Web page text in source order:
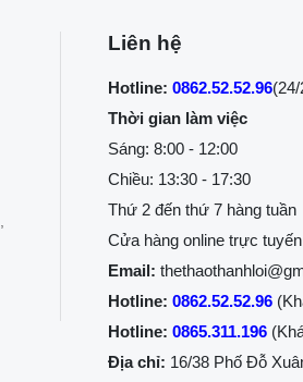
Liên hệ
Hotline: 0862.52.52.96(24/
Thời gian làm việc
Sáng: 8:00 - 12:00
Chiều: 13:30 - 17:30
Thứ 2 đến thứ 7 hàng tuần
Cửa hàng online trực
Email:
Hotline: 0862.52.52.96
Hotline: 0865.311.196
Địa chỉ: 16/38 Phố Đỗ